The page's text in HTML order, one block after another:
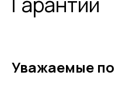
Уважаемые